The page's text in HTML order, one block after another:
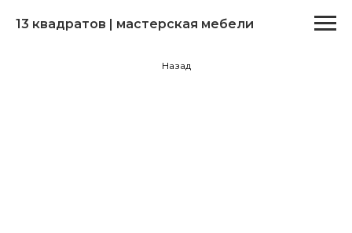
13 квадратов | мастерская мебели
Назад